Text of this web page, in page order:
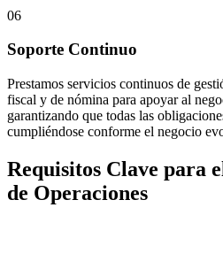
06
Soporte Continuo
Prestamos servicios continuos de
fiscal y de nómina para apoyar al
garantizando que todas las
cumpliéndose conforme el negocio
Requisitos Clave para
de Operaciones